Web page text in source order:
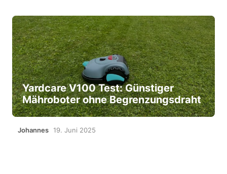
Yardcare V100 Test: Günstiger
Mähroboter ohne Begrenzungsdraht
Johannes 19. Juni 2025